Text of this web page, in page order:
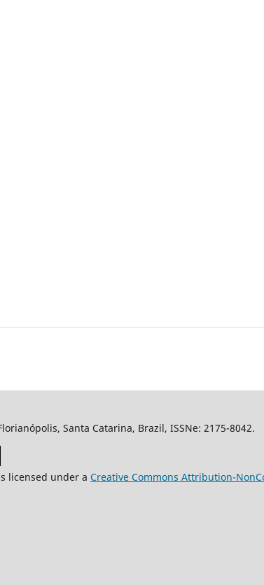
Santa Catarina, Brazil, ISSNe: 2175-8042.
licensed under a Creative Commons Attribution-